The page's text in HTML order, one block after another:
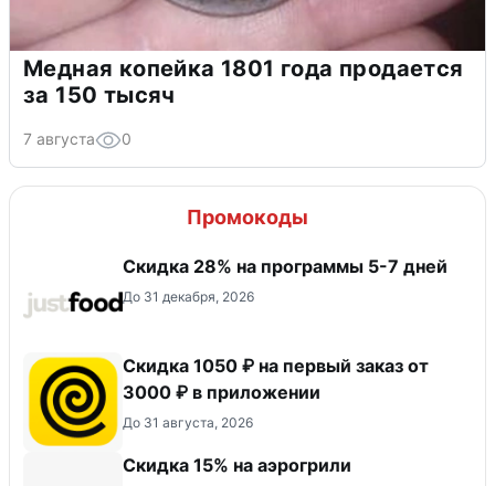
Медная копейка 1801 года продается
за 150 тысяч
7 августа 0
Промокоды
Скидка 28% на программы 5-7 дней
До 31 декабря, 2026
Скидка 1050 ₽ на первый заказ от
3000 ₽ в приложении
До 31 августа, 2026
Скидка 15% на аэрогрили